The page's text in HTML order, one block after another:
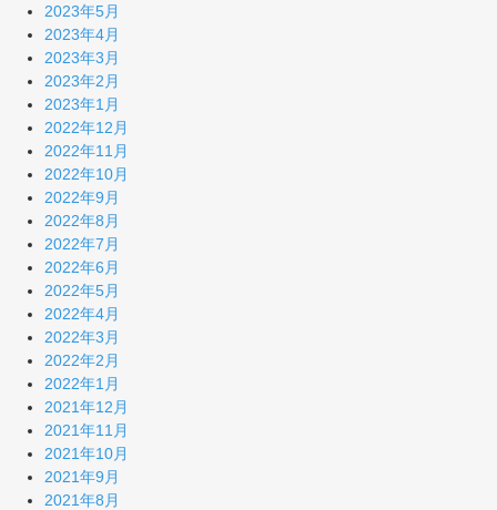
2023年5月
2023年4月
2023年3月
2023年2月
2023年1月
2022年12月
2022年11月
2022年10月
2022年9月
2022年8月
2022年7月
2022年6月
2022年5月
2022年4月
2022年3月
2022年2月
2022年1月
2021年12月
2021年11月
2021年10月
2021年9月
2021年8月